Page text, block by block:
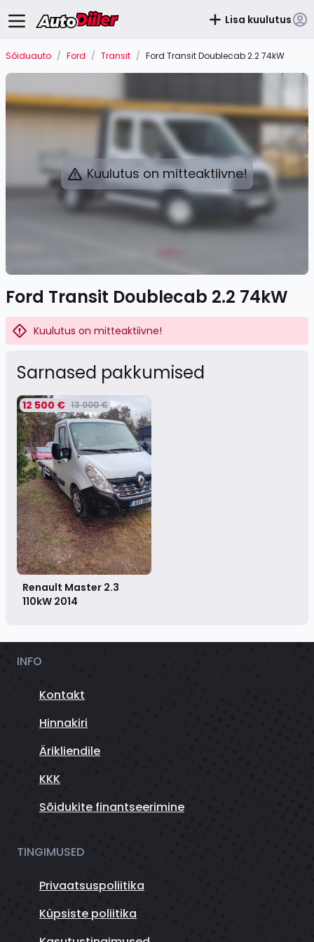
Lisa kuulutus
Sõiduauto / Ford / Transit / Ford Transit Doublecab 2.2 74kW
Kuulutus on mitteaktiivne!
Ford Transit Doublecab 2.2 74kW
Kuulutus on mitteaktiivne!
Sarnased pakkumised
12 500 € 13 000 €
Renault Master 2.3
110kW 2014
INFO
Kontakt
Hinnakiri
Ärikliendile
KKK
Sõidukite finantseerimine
TINGIMUSED
Privaatsuspoliitika
Küpsiste poliitika